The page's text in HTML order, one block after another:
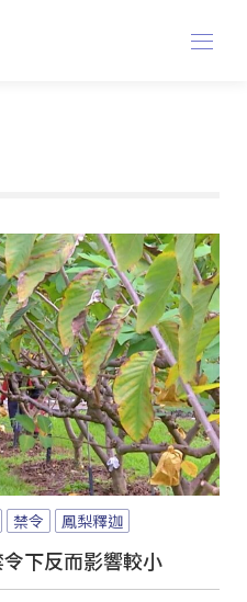
禁令 鳳梨釋迦
下反而影響較小